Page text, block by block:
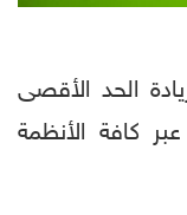
الحد الأقصى
كافة الأنظمة